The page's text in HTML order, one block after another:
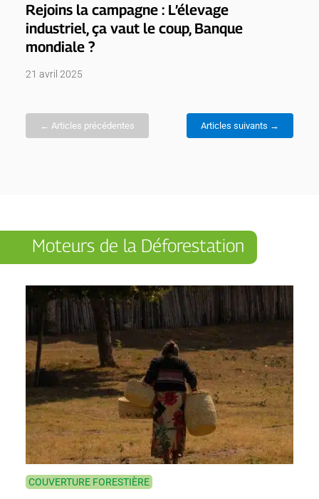
Rejoins la campagne : L’élevage
industriel, ça vaut le coup, Banque
mondiale ?
21 avril 2025
← Articles précédentes Articles suivants →
Moteurs de la Déforestation
COUVERTURE FORESTIÈRE